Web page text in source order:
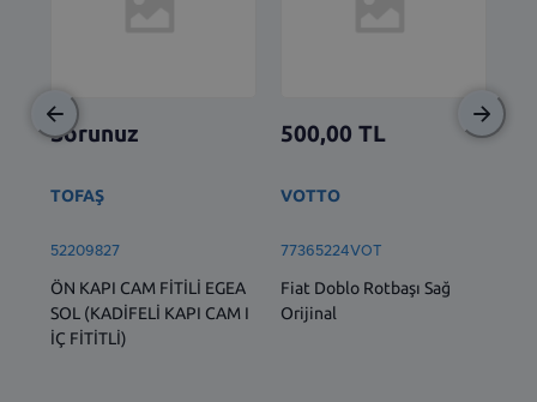
Sorunuz
TOFAŞ
52209827
ÖN KAPI CAM FİTİLİ EGEA
SOL (KADİFELİ KAPI CAM I
İÇ FİTİTLİ)
500,00 TL
VOTTO
77365224VOT
Fiat Doblo Rotbaşı Sağ
Orijinal